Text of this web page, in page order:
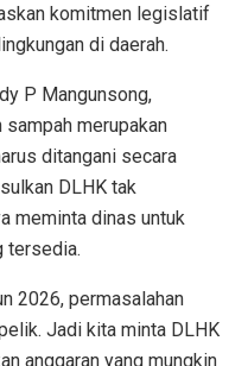
komitmen legislatif
di daerah.
P Mangunsong,
merupakan
ditangani secara
DLHK tak
meminta dinas untuk
tersedia.
2026, permasalahan
Jadi kita minta DLHK
anggaran yang mungkin